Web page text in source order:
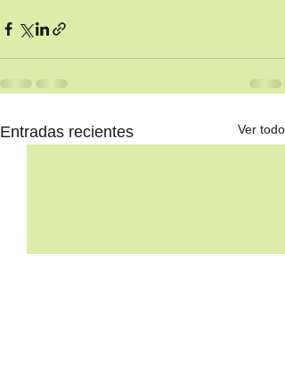
Entradas recientes Ver todo